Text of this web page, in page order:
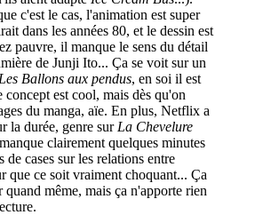
c'est le cas, l'animation est super
dans les années 80, et le dessin est
pauvre, il manque le sens du détail
de Junji Ito... Ça se voit sur un
Les Ballons aux pendus, en soi il est
concept est cool, mais dès qu'on
du manga, aïe. En plus, Netflix a
la durée, genre sur La Chevelure
clairement quelques minutes
de cases sur les relations entre
que ce soit vraiment choquant... Ça
quand même, mais ça n'apporte rien